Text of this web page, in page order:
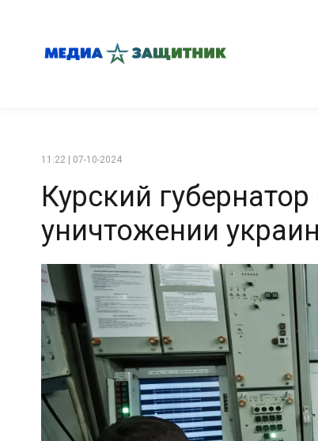
11:22 | 07-10-2024
Курский
уничтожении